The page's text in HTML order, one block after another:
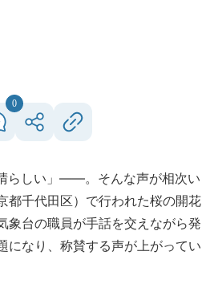
0
らしい」――。そんな声が相次い
都千代田区）で行われた桜の開花
象台の職員が手話を交えながら発
になり、称賛する声が上がってい